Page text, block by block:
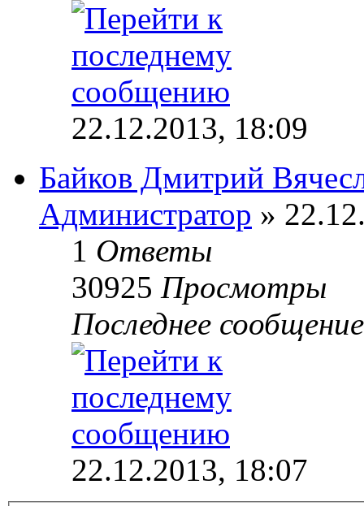
22.12.2013, 18:09
Байков Дмитрий
Администратор »
1 Ответы
30925 Просмотры
Последнее
22.12.2013, 18:07